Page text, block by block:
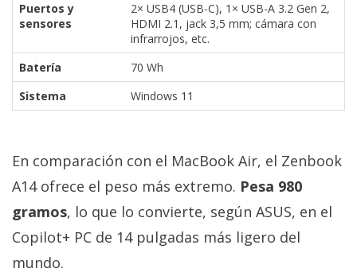
Puertos y
sensores
2× USB4 (USB-C), 1× USB-A 3.2 Gen 2,
HDMI 2.1, jack 3,5 mm; cámara con
infrarrojos, etc.
Batería
70 Wh
Sistema
Windows 11
En comparación con el MacBook Air, el Zenbook
A14 ofrece el peso más extremo. Pesa 980
gramos, lo que lo convierte, según ASUS, en el
Copilot+ PC de 14 pulgadas más ligero del
mundo.